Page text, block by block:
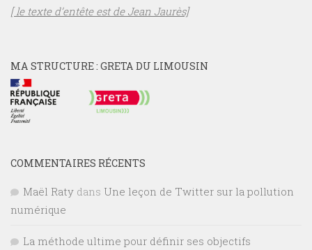
[ le texte d’entête est de Jean Jaurès]
MA STRUCTURE : GRETA DU LIMOUSIN
COMMENTAIRES RÉCENTS
Maël Raty dans Une leçon de Twitter sur la pollution
numérique
La méthode ultime pour définir ses objectifs